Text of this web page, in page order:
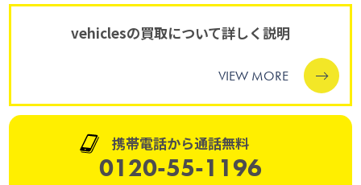
vehiclesの買取について詳しく説明
VIEW MORE
携帯電話から通話無料
0120-55-1196